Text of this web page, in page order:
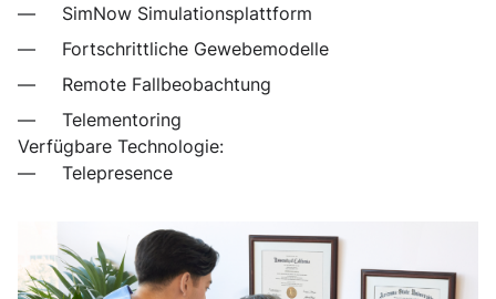
SimNow Simulationsplattform
Fortschrittliche Gewebemodelle
Remote Fallbeobachtung
Telementoring
Verfügbare Technologie:
Telepresence